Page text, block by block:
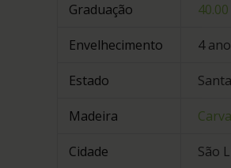
Graduação 40.00
Envelhecimento 4
Estado
Madeira
Cidade São